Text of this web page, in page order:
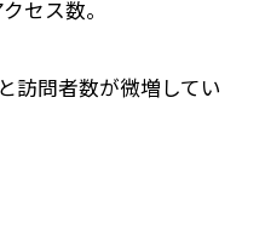
セス数。
訪問者数が微増してい